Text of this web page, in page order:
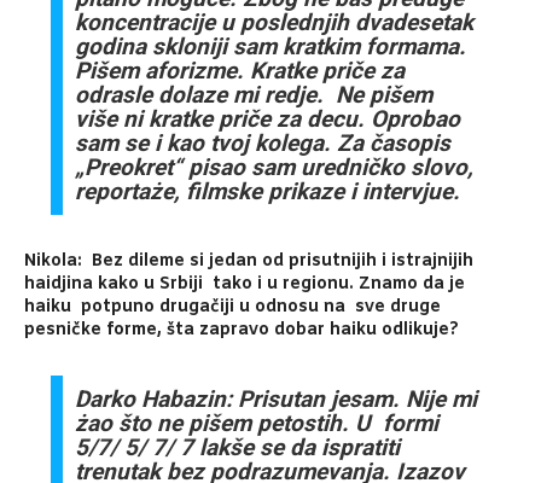
koncentracije u poslednjih dvadesetak
godina skloniji sam kratkim formama.
Pišem aforizme. Kratke priče za
odrasle dolaze mi redje. Ne pišem
više ni kratke priče za decu. Oprobao
sam se i kao tvoj kolega. Za časopis
„Preokret“ pisao sam uredničko slovo,
reportaże, filmske prikaze i intervjue.
Nikola: Bez dileme si jedan od prisutnijih i istrajnijih
haidjina kako u Srbiji tako i u regionu. Znamo da je
haiku potpuno drugačiji u odnosu na sve druge
pesničke forme, šta zapravo dobar haiku odlikuje?
Darko Habazin: Prisutan jesam. Nije mi
żao što ne pišem petostih. U formi
5/7/ 5/ 7/ 7 lakše se da ispratiti
trenutak bez podrazumevanja. Izazov